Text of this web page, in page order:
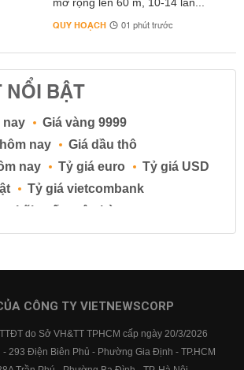
mở rộng lên 60 m, 10-14 làn...
QUY HOẠCH 01 phút trước
NỔI BẬT
nay
Giá vàng 9999
nay
Giá dầu thô
nay
Tỷ giá euro
Tỷ giá USD
Tỷ giá vietcombank
Lãi suất ngân hàng
Lãi suất tiền gửi
BIDV
Vietcombank
CÔNG TY VIETNEWSCORP
do Sở VH&TT TPHCM cấp ngày 20/3/2026
- 293 Điện Biên Phủ - Phường Gia Định - TP.HCM